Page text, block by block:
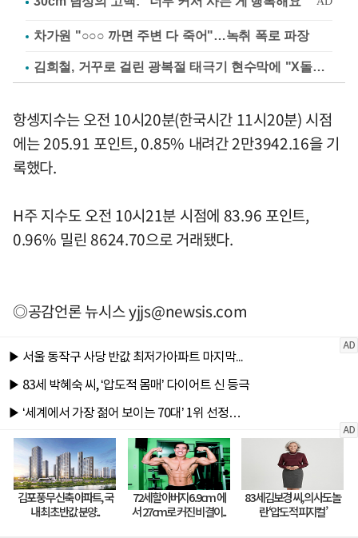
차가원 "○○○ 까면 주변 다 죽어"…녹취 폭로 파장
김희철, 거꾸로 걸린 광복절 태극기 현수막에 "X돌았네"
항셍지수는 오전 10시20분(한국시간 11시20분) 시점
에는 205.91 포인트, 0.85% 내려간 2만3942.16을 기
록했다.
H주 지수도 오전 10시21분 시점에 83.96 포인트,
0.96% 밀린 8624.70으로 거래됐다.
◎공감언론 뉴시스yjjs@newsis.com